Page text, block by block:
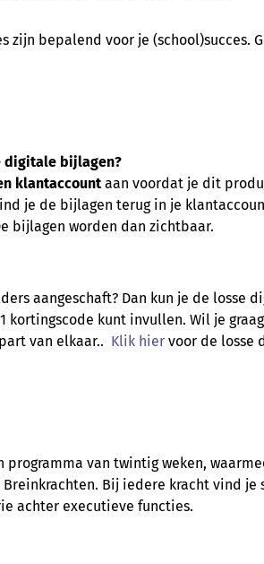
zijn bepalend voor je
digitale bijlagen?
klantaccountaan voordat je dit
je de bijlagen terug in je
bijlagen worden dan zichtbaar.
aangeschaft? Dan kun je de
kortingscode kunt invullen. Wil je
van elkaar.. Klik hier voor de losse
programma van twintig weken,
Bij iedere kracht vind
achter executieve functies.